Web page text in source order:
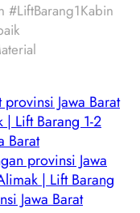
#LiftBarang1Kabin
Jawa Barat
Lift Barang 1-2
Barat
provinsi Jawa
| Lift Barang
Jawa Barat